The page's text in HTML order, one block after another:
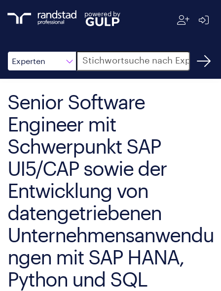
powered by
Experten
Suche
Senior Software
Engineer mit
Schwerpunkt SAP
UI5/CAP sowie der
Entwicklung von
datengetriebenen
Unternehmensanwendu
ngen mit SAP HANA,
Python und SQL